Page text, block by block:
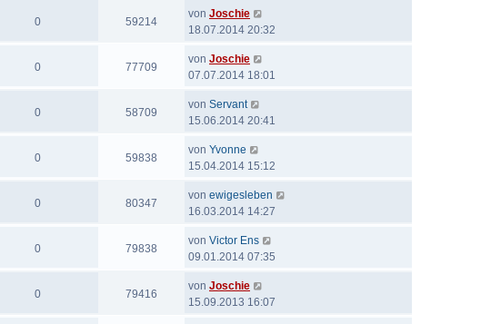
0 59214
von Joschie
18.07.2014 20:32
0 77709
von Joschie
07.07.2014 18:01
0 58709
von Servant
15.06.2014 20:41
0 59838
von Yvonne
15.04.2014 15:12
0 80347
von ewigesleben
16.03.2014 14:27
0 79838
von Victor Ens
09.01.2014 07:35
0 79416
von Joschie
15.09.2013 16:07